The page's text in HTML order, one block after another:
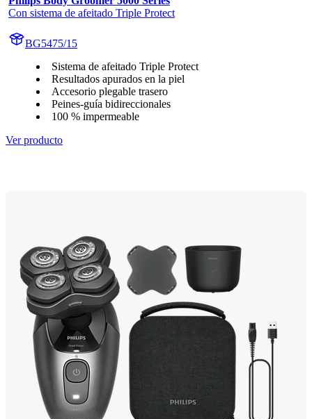
Con sistema de afeitado Triple Protect
BG5475/15
Sistema de afeitado Triple Protect
Resultados apurados en la piel
Accesorio plegable trasero
Peines-guía bidireccionales
100 % impermeable
Ver producto